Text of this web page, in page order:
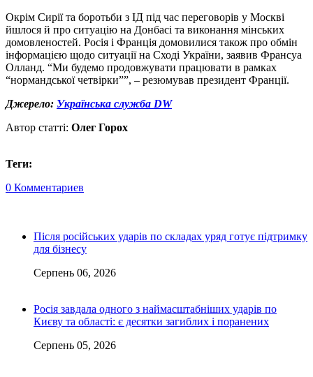
Окрім Сирії та боротьби з ІД під час переговорів у Москві
йшлося й про ситуацію на Донбасі та виконання мінських
домовленостей. Росія і Франція домовилися також про обмін
інформацією щодо ситуації на Сході України, заявив Франсуа
Олланд. “Ми будемо продовжувати працювати в рамках
“нормандської четвірки””, – резюмував президент Франції.
Джерело: Українська служба DW
Автор статті: Олег Горох
Теги:
0 Комментариев
Після російських ударів по складах уряд готує підтримку
для бізнесу
Серпень 06, 2026
Росія завдала одного з наймасштабніших ударів по
Києву та області: є десятки загиблих і поранених
Серпень 05, 2026